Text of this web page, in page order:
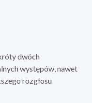
dwóch
występów, nawet
rozgłosu